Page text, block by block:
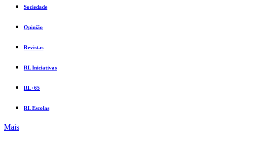
Sociedade
Opinião
Revistas
RL Iniciativas
RL+65
RL Escolas
Mais